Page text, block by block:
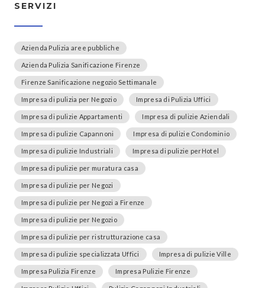
SERVIZI
Azienda Pulizia aree pubbliche
Azienda Pulizia Sanificazione Firenze
Firenze Sanificazione negozio Settimanale
Impresa di pulizia per Negozio Impresa di Pulizia Uffici
Impresa di pulizie Appartamenti Impresa di pulizie Aziendali
Impresa di pulizie Capannoni Impresa di pulizie Condominio
Impresa di pulizie Industriali Impresa di pulizie perHotel
Impresa di pulizie per muratura casa
Impresa di pulizie per Negozi
Impresa di pulizie per Negozi a Firenze
Impresa di pulizie per Negozio
Impresa di pulizie per ristrutturazione casa
Impresa di pulizie specializzata Uffici Impresa di pulizie Ville
Impresa Pulizia Firenze Impresa Pulizie Firenze